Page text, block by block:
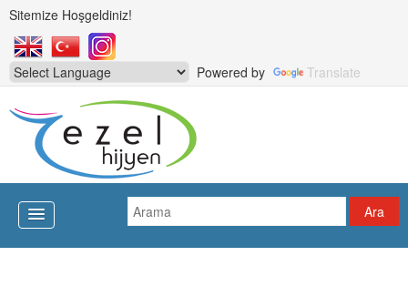
Sitemize Hoşgeldiniz!
Powered by Translate